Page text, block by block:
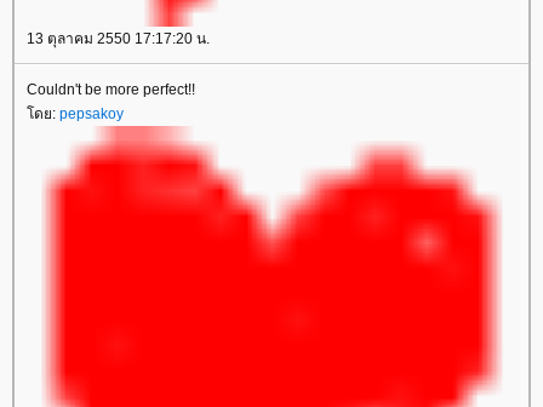
13 ตุลาคม 2550 17:17:20 น.
Couldn't be more perfect!!
โดย: pepsakoy